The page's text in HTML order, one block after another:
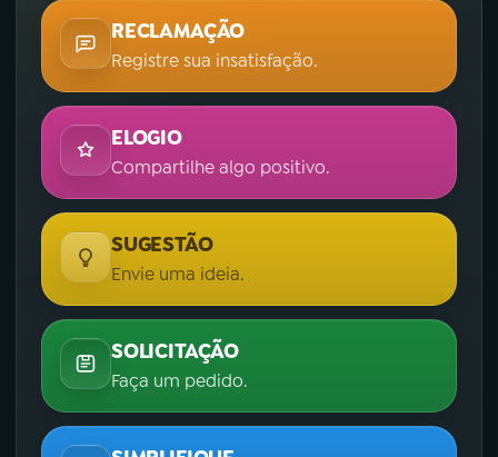
RECLAMAÇÃO
Registre sua insatisfação.
ELOGIO
Compartilhe algo positivo.
SUGESTÃO
Envie uma ideia.
SOLICITAÇÃO
Faça um pedido.